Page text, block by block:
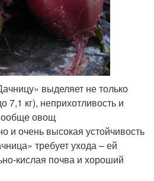
выделяет не только
7,1 кг), неприхотливость и
овощ
и очень высокая устойчивость
требует ухода – ей
кислая почва и хороший